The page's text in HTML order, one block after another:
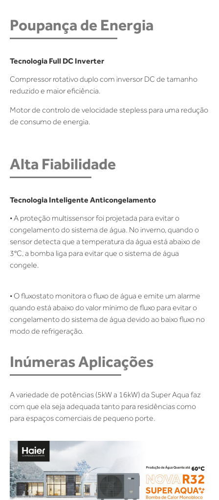
Poupança de Energia
Tecnologia Full DC Inverter
Compressor rotativo duplo com inversor DC de tamanho
reduzido e maior eficiência.
Motor de controlo de velocidade stepless para uma redução
de consumo de energia.
Alta Fiabilidade
Tecnologia Inteligente Anticongelamento
• A proteção multissensor foi projetada para evitar o
congelamento do sistema de água. No inverno, quando o
sensor detecta que a temperatura da água está abaixo de
3°C, a bomba liga para evitar que o sistema de água
congele.
• O fluxostato monitora o fluxo de água e emite um alarme
quando está abaixo do valor mínimo de fluxo para evitar o
congelamento do sistema de água devido ao baixo fluxo no
modo de refrigeração.
Inúmeras Aplicações
A variedade de potências (5kW a 16kW) da Super Aqua faz
com que ela seja adequada tanto para residências como
para espaços comerciais de pequeno porte.